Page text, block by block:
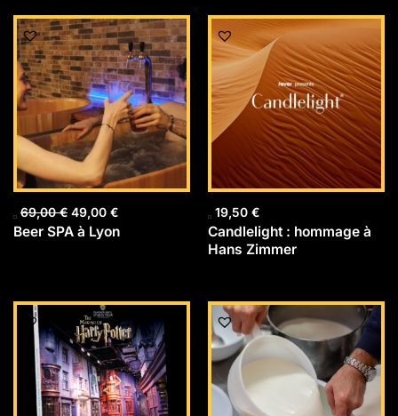
69,00€
Le
prix
initial
était :
69,00 €.
49,00 €
Le
prix
actuel
est :
49,00 €.
Beer SPA à Lyon
19,50 €
Candlelight : hommage à
Hans Zimmer